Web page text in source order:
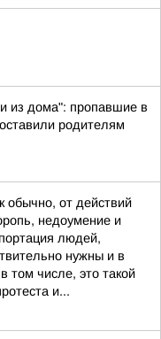
из дома": пропавшие в
родителям
от действий
недоумение и
людей,
нужны и в
том числе, это такой
и...